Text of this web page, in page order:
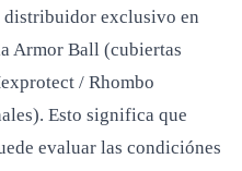
distribuidor exclusivo en
Armor Ball (cubiertas
/ Rhombo
Esto significa que
evaluar las condiciónes